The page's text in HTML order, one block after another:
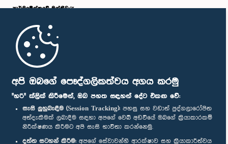
අපි ඔබගේ පෞද්ගලිකත්වය අගය කරමු
"හරි" ක්ලික් කිරීමෙන්, ඔබ පහත සඳහන් දේට එකඟ වේ:
සැසි ලුහුබැඳීම (Session Tracking): පහසු සහ වඩාත් පුද්ගලාරෝපිත
අත්දැකීමක් ලබාදීම සඳහා අපගේ වෙබ් අඩවියේ ඔබගේ ක්‍රියාකාරකම්
නිරීක්ෂණය කිරීමට අපි සැසි භාවිතා කරන්නෙමු.
දත්ත සටහන් කිරීම: අපගේ සේවාවන්හි ආරක්ෂාව සහ ක්‍රියාකාරීත්වය
පාර්ලි‌මේන්තුවේ මන්ත්‍රීවරු
මුල් පිටුව
පාර්ලිමේන්තු ජංගම යෙදුම
අප හා සම්බන්ධ වී සිටින්න :